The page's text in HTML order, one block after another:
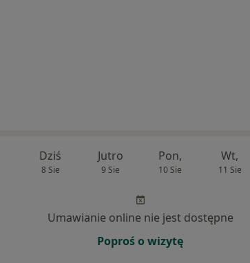
Dziś
8 Sie
Jutro
9 Sie
Pon,
10 Sie
Wt,
11 Sie
Umawianie online nie jest dostępne
Poproś o wizytę